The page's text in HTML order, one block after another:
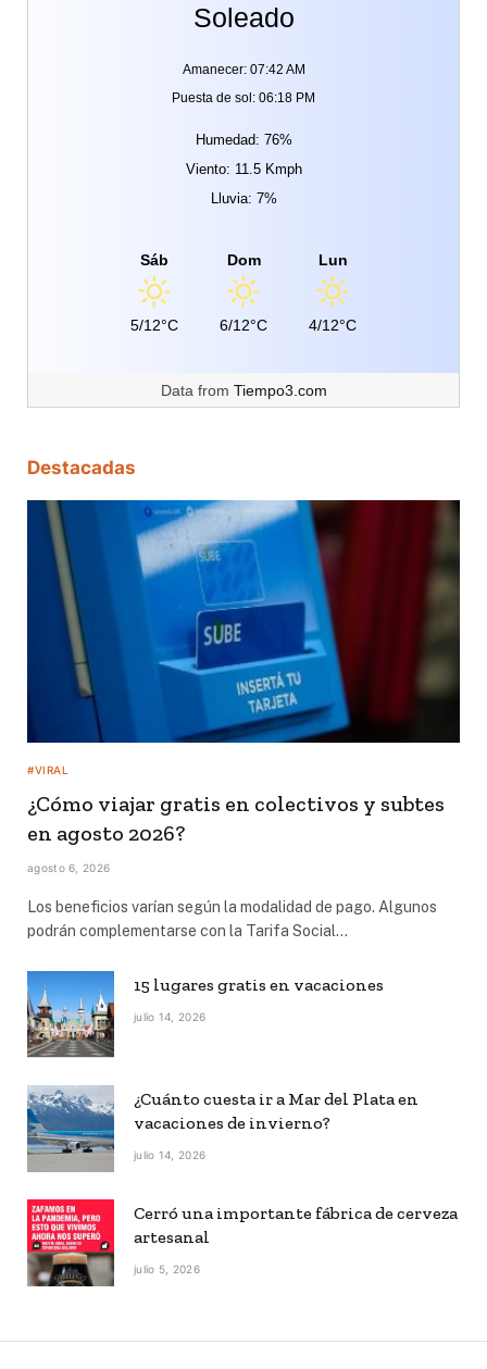
Soleado
Amanecer: 07:42 AM
Puesta de sol: 06:18 PM
Humedad: 76%
Viento: 11.5 Kmph
Lluvia: 7%
Sáb
5/12°C
Dom
6/12°C
Lun
4/12°C
Data from Tiempo3.com
Destacadas
#VIRAL
¿Cómo viajar gratis en colectivos y subtes
en agosto 2026?
agosto 6, 2026
Los beneficios varían según la modalidad de pago. Algunos
podrán complementarse con la Tarifa Social…
15 lugares gratis en vacaciones
julio 14, 2026
¿Cuánto cuesta ir a Mar del Plata en
vacaciones de invierno?
julio 14, 2026
Cerró una importante fábrica de cerveza
artesanal
julio 5, 2026